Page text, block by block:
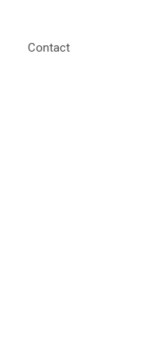
Contact